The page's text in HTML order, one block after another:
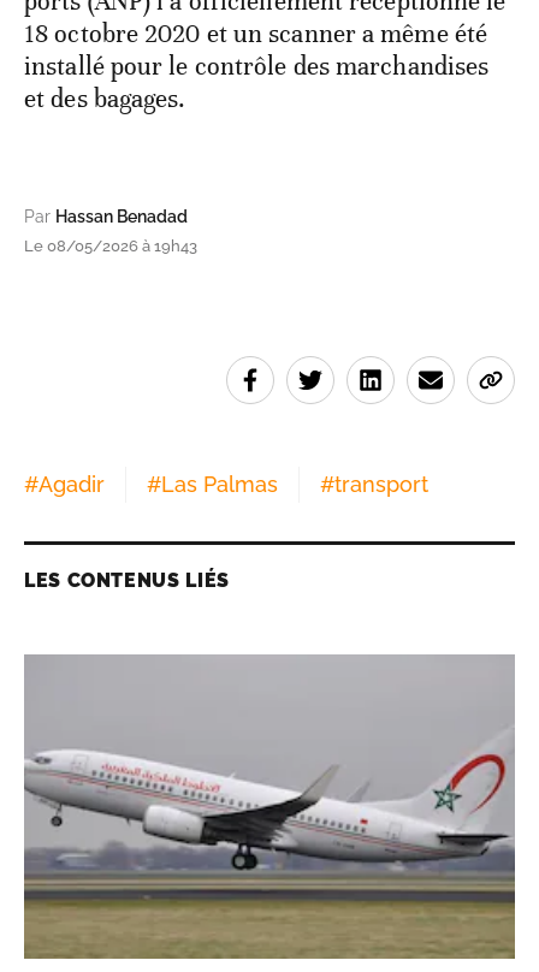
18 octobre 2020 et un scanner a même été
installé pour le contrôle des marchandises
et des bagages.
Par Hassan Benadad
Le 08/05/2026 à 19h43
#Agadir #Las Palmas #transport
LES CONTENUS LIÉS